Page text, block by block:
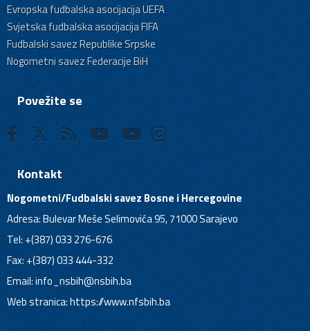
Evropska fudbalska asocijacija UEFA
Svjetska fudbalska asocijacija FIFA
Fudbalski savez Republike Srpske
Nogometni savez Federacije BiH
Povežite se
Kontakt
Nogometni/Fudbalski savez Bosne i Hercegovine
Adresa: Bulevar Meše Selimovića 95, 71000 Sarajevo
Tel: +(387) 033 276-676
Fax: +(387) 033 444-332
Email:info_nsbih@nsbih.ba
Web stranica: https://www.nfsbih.ba